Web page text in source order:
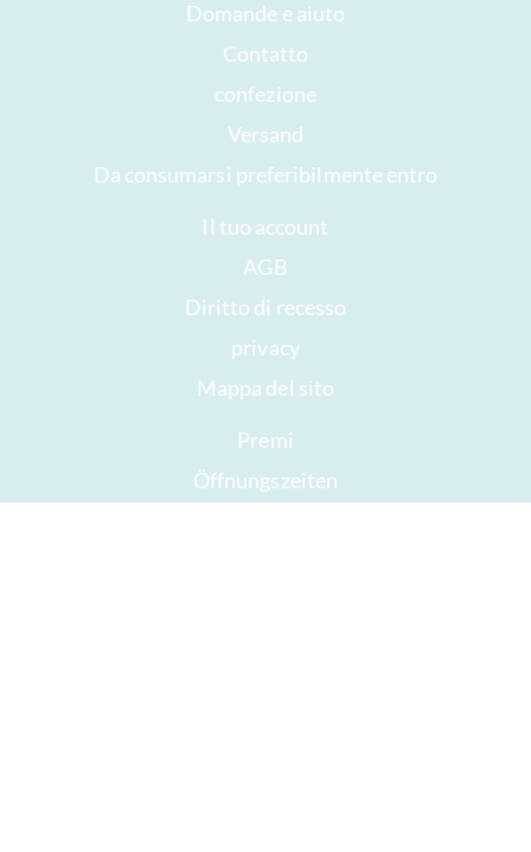
Domande e aiuto
Contatto
confezione
Versand
Da consumarsi preferibilmente entro
Il tuo account
AGB
Diritto di recesso
privacy
Mappa del sito
Premi
Öffnungszeiten